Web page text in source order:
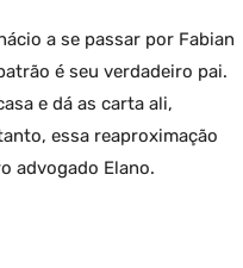
a se passar por Fabian
é seu verdadeiro pai.
e dá as carta ali,
essa reaproximação
advogado Elano.